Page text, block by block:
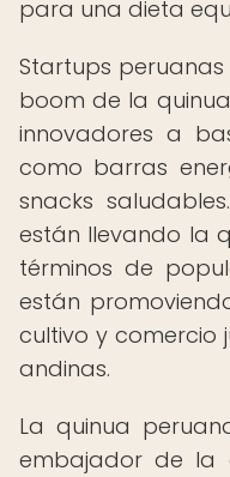
para una dieta
Startups
boom de la
innovadores a
como barras
snacks
están llevando la
términos de
están
cultivo y comercio
andinas.
La quinua
embajador de la